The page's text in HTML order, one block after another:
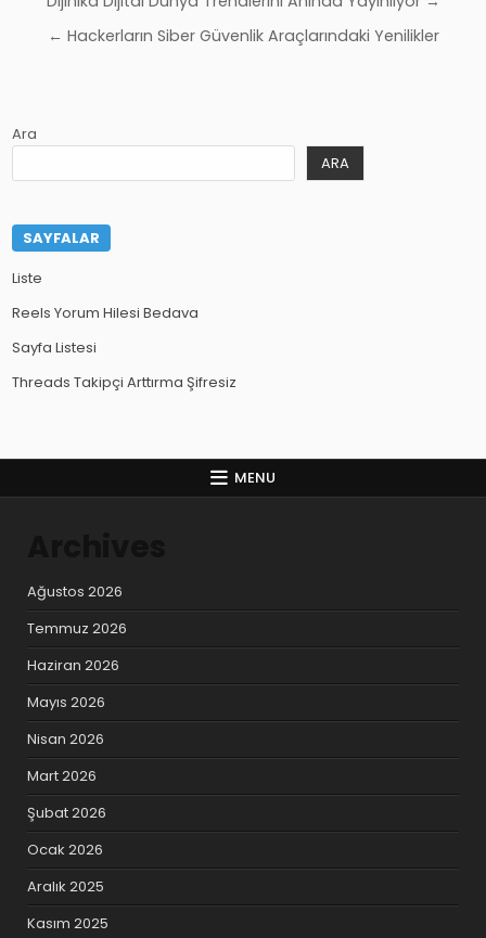
gezinmesi
← Hackerların Siber Güvenlik Araçlarındaki Yenilikler
Ara
ARA
SAYFALAR
Liste
Reels Yorum Hilesi Bedava
Sayfa Listesi
Threads Takipçi Arttırma Şifresiz
MENU
Ağustos 2026
Temmuz 2026
Haziran 2026
Mayıs 2026
Nisan 2026
Mart 2026
Şubat 2026
Ocak 2026
Aralık 2025
Kasım 2025